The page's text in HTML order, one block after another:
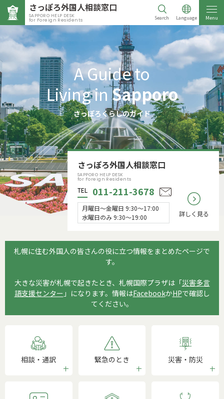
さっぽろ外国人相談窓口
SAPPORO HELP DESK
for Foreign Residents Search Language Menu
A Guide to
Living inSapporo
さっぽろくらしのガイド
さっぽろ外国人相談窓口
SAPPORO HELP DESK
for Foreign Residents
TEL 011-211-3678
月曜日〜金曜日 9:30〜17:00
水曜日のみ 9:30〜19:00
詳しく見る
札幌に住む外国人の皆さんの役に立つ情報をまとめたページで
す。
大きな災害が札幌で起きたとき、札幌国際プラザは「災害多言
語支援センター 」になります。情報はFacebookかHPで確認し
てください。
相談・通訳 緊急のとき 災害・防災